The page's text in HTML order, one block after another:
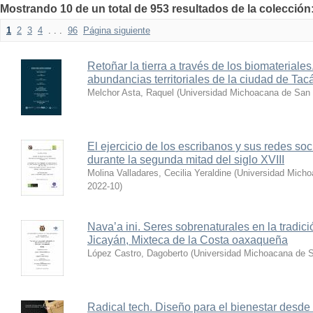
Mostrando 10 de un total de 953 resultados de la
1 2 3 4 . . . 96 Página siguiente
Retoñar la tierra a través de los
abundancias territoriales de la ciudad de
Melchor Asta, Raquel (Universidad Michoacana de
El ejercicio de los escribanos y sus redes
durante la segunda mitad del siglo XVIII
Molina Valladares, Cecilia Yeraldine (Universidad
2022-10)
Navaʼa ini. Seres sobrenaturales en la
Jicayán, Mixteca de la Costa oaxaqueña
López Castro, Dagoberto (Universidad Michoacana de
Radical tech. Diseño para el bienestar